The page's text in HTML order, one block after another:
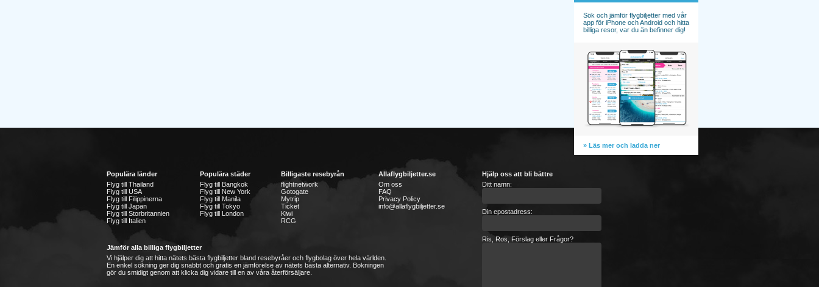
Sök och jämför flygbiljetter med vår
app för iPhone och Android och hitta
billiga resor, var du än befinner dig!
» Läs mer och ladda ner
Populära länder
Flyg till Thailand
Flyg till USA
Flyg till Filippinerna
Flyg till Japan
Flyg till Storbritannien
Flyg till Italien
Populära städer
Flyg till Bangkok
Flyg till New York
Flyg till Manila
Flyg till Tokyo
Flyg till London
Billigaste resebyrån
flightnetwork
Gotogate
Mytrip
Ticket
Kiwi
RCG
Allaflygbiljetter.se
Om oss
FAQ
Privacy Policy
info@allaflygbiljetter.se
Jämför alla billiga flygbiljetter
Vi hjälper dig att hitta nätets bästa flygbiljetter bland resebyråer och flygbolag över hela världen.
En enkel sökning ger dig snabbt och gratis en jämförelse av nätets bästa alternativ. Bokningen
gör du smidigt genom att klicka dig vidare till en av våra återförsäljare.
Hjälp oss att bli bättre
Ditt namn:
Din epostadress:
Ris, Ros, Förslag eller Frågor?